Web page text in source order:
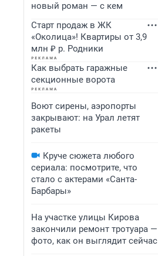
новый роман — с кем
Старт продаж в ЖК
«Околица»! Квартиры от 3,9
млн ₽ р. Родники
Как выбрать гаражные
секционные ворота
Воют сирены, аэропорты
закрывают: на Урал летят
ракеты
Круче сюжета любого
сериала: посмотрите, что
стало с актерами «Санта-
Барбары»
На участке улицы Кирова
закончили ремонт тротуара —
фото, как он выглядит сейчас